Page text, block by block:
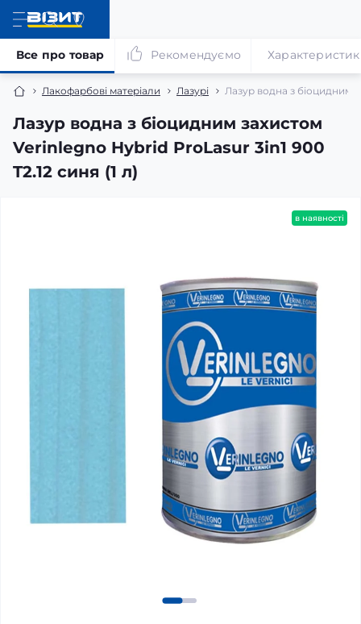
Лакофарбові матеріали Лазурі Лазур водна з біоцидним
Лазур водна з біоцидним захистом
Verinlegno Hybrid ProLasur 3in1 900
T2.12 синя (1 л)
Все про товар Рекомендуємо
в наявності